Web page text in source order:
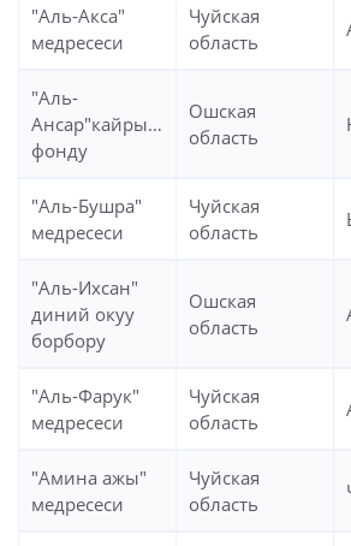
"Аль-Акса"
медресеси
Чуйская
область
"Аль-
Ансар"кайрымдуулук
фонду
Ошская
область
"Аль-Бушра"
медресеси
Чуйская
область
"Аль-Ихсан"
диний окуу
борбору
Ошская
область
"Аль-Фарук"
медресеси
Чуйская
область
"Амина ажы"
медресеси
Чуйская
область